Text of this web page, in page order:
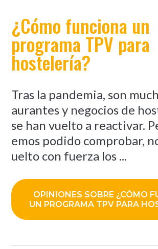
¿Cómo funciona un
programa TPV para
hostelería?
Tras la pandemia, son
aurantes y negocios de
se han vuelto a reactivar.
emos podido comprobar,
uelto con fuerza los ...
OPINIONES SOBRE ¿CÓMO
UN PROGRAMA TPV PARA